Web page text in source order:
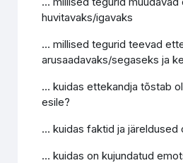
huvitavaks/igavaks
… millised tegurid teevad
arusaadavaks/segaseks ja
… kuidas ettekandja tõstab
esile?
… kuidas faktid ja järeldused
… kuidas on kujundatud